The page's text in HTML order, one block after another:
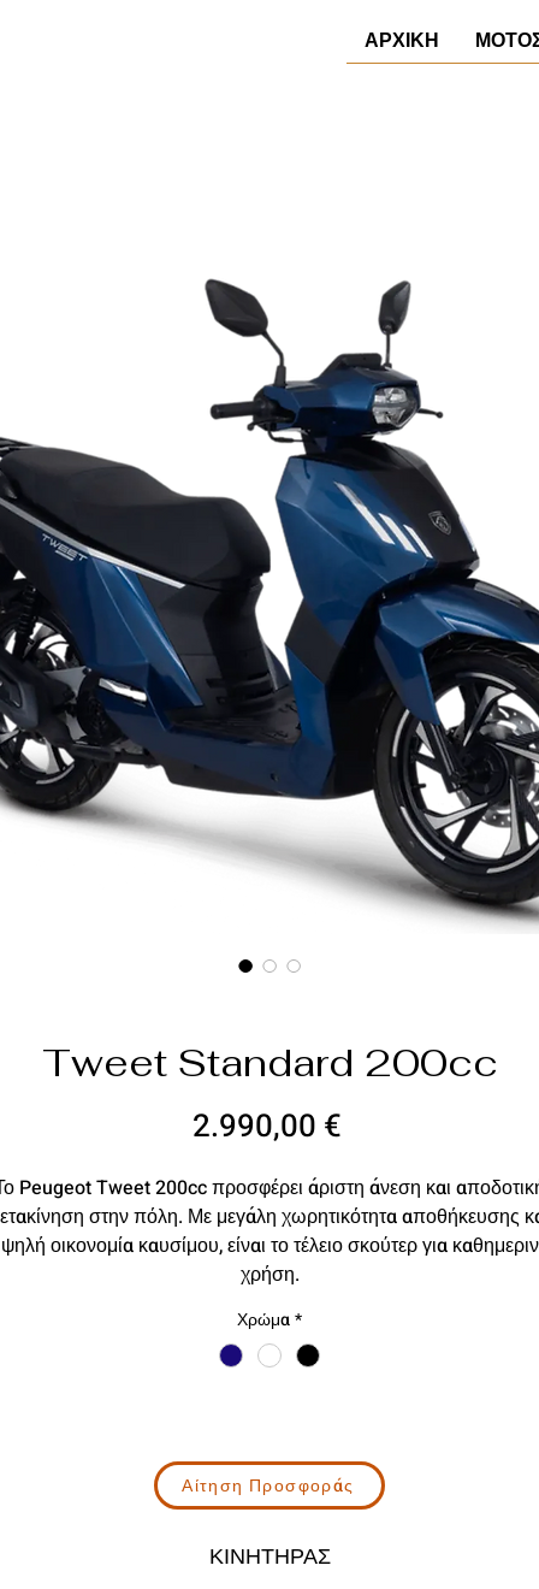
ΑΡΧΙΚΗ
Tweet Standard 200cc
2.990,00 €Τιμή
Peugeot Tweet 200cc προσφέρει άριστη άνεση και
στην πόλη. Με μεγάλη χωρητικότητα αποθήκευσης
οικονομία καυσίμου, είναι το τέλειο σκούτερ για
χρήση.
Χρώμα*
ΚΙΝΗΤΗΡΑΣ
Αίτηση Προσφοράς